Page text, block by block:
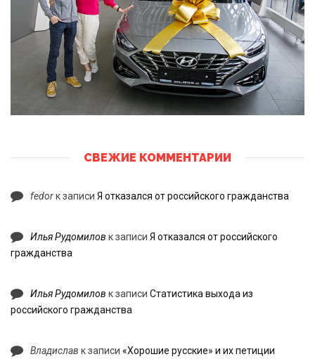
СВЕЖИЕ КОММЕНТАРИИ
fedorк записи Я отказался от российского гражданства
Илья Рудомилов к записи Я отказался от российского
гражданства
Илья Рудомилов к записи Статистика выхода из
российского гражданства
Владислав к записи «Хорошие русские» и их петиции